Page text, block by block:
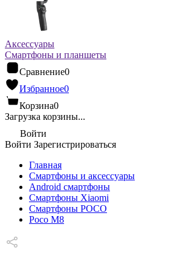
Аксессуары
Смартфоны и планшеты
Сравнение0
Избранное0
Корзина0
Загрузка корзины...
Войти
Войти Зарегистрироваться
Главная
Смартфоны и аксессуары
Android cмартфоны
Смартфоны Xiaomi
Смартфоны POCO
Poco M8